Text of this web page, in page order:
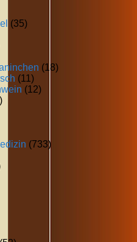
(35)
(18)
(11)
(12)
(733)